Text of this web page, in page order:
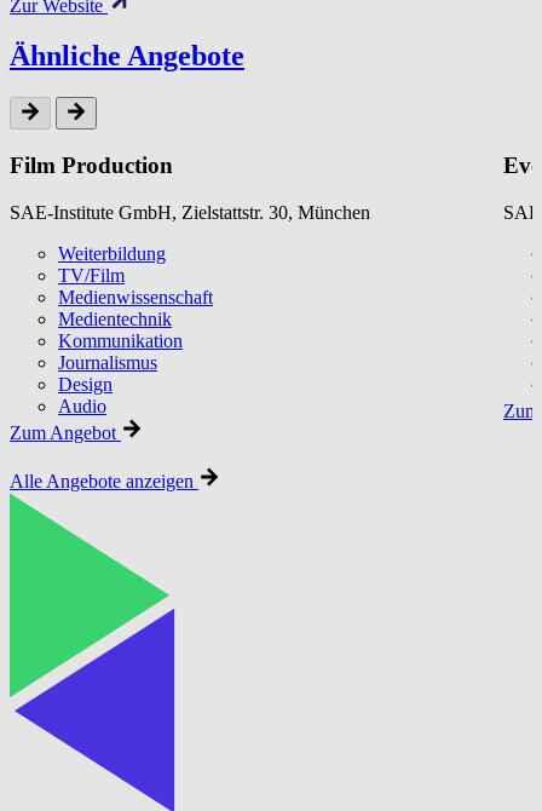
Zur Website
Ähnliche Angebote
Film Production
SAE-Institute GmbH, Zielstattstr. 30, München
Weiterbildung
TV/Film
Medienwissenschaft
Medientechnik
Kommunikation
Journalismus
Design
Audio
Zum Angebot
Alle Angebote anzeigen